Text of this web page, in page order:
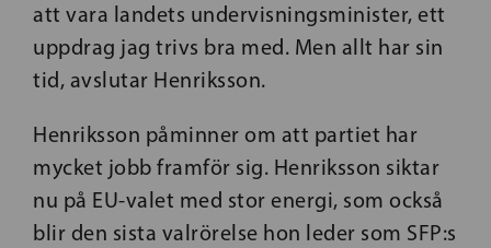
att vara landets undervisningsminister, ett
uppdrag jag trivs bra med. Men allt har sin
tid, avslutar Henriksson.
Henriksson påminner om att partiet har
mycket jobb framför sig. Henriksson siktar
nu på EU-valet med stor energi, som också
blir den sista valrörelse hon leder som SFP:s